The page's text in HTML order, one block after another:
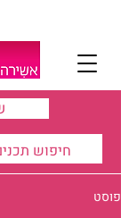
פוסט